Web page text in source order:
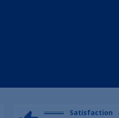
Satisfaction